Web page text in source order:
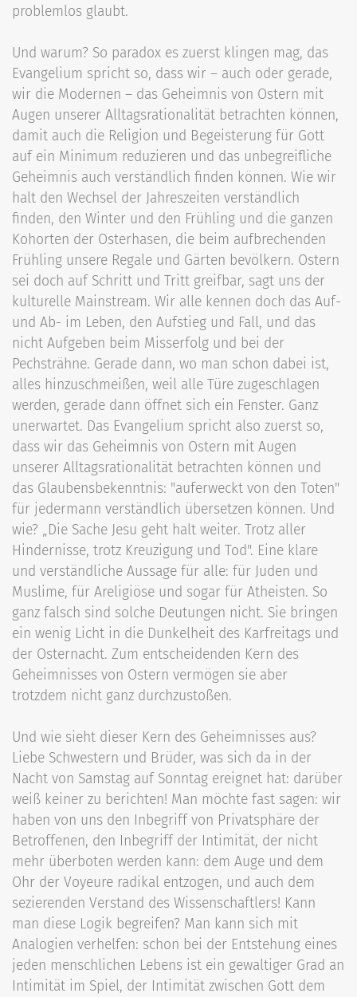
problemlos glaubt.
Und warum? So paradox es zuerst klingen mag, das
Evangelium spricht so, dass wir – auch oder gerade,
wir die Modernen – das Geheimnis von Ostern mit
Augen unserer Alltagsrationalität betrachten können,
damit auch die Religion und Begeisterung für Gott
auf ein Minimum reduzieren und das unbegreifliche
Geheimnis auch verständlich finden können. Wie wir
halt den Wechsel der Jahreszeiten verständlich
finden, den Winter und den Frühling und die ganzen
Kohorten der Osterhasen, die beim aufbrechenden
Frühling unsere Regale und Gärten bevölkern. Ostern
sei doch auf Schritt und Tritt greifbar, sagt uns der
kulturelle Mainstream. Wir alle kennen doch das Auf-
und Ab- im Leben, den Aufstieg und Fall, und das
nicht Aufgeben beim Misserfolg und bei der
Pechsträhne. Gerade dann, wo man schon dabei ist,
alles hinzuschmeißen, weil alle Türe zugeschlagen
werden, gerade dann öffnet sich ein Fenster. Ganz
unerwartet. Das Evangelium spricht also zuerst so,
dass wir das Geheimnis von Ostern mit Augen
unserer Alltagsrationalität betrachten können und
das Glaubensbekenntnis: "auferweckt von den Toten"
für jedermann verständlich übersetzen können. Und
wie? „Die Sache Jesu geht halt weiter. Trotz aller
Hindernisse, trotz Kreuzigung und Tod". Eine klare
und verständliche Aussage für alle: für Juden und
Muslime, für Areligiöse und sogar für Atheisten. So
ganz falsch sind solche Deutungen nicht. Sie bringen
ein wenig Licht in die Dunkelheit des Karfreitags und
der Osternacht. Zum entscheidenden Kern des
Geheimnisses von Ostern vermögen sie aber
trotzdem nicht ganz durchzustoßen.
Und wie sieht dieser Kern des Geheimnisses aus?
Liebe Schwestern und Brüder, was sich da in der
Nacht von Samstag auf Sonntag ereignet hat: darüber
weiß keiner zu berichten! Man möchte fast sagen: wir
haben von uns den Inbegriff von Privatsphäre der
Betroffenen, den Inbegriff der Intimität, der nicht
mehr überboten werden kann: dem Auge und dem
Ohr der Voyeure radikal entzogen, und auch dem
sezierenden Verstand des Wissenschaftlers! Kann
man diese Logik begreifen? Man kann sich mit
Analogien verhelfen: schon bei der Entstehung eines
jeden menschlichen Lebens ist ein gewaltiger Grad an
Intimität im Spiel, der Intimität zwischen Gott dem